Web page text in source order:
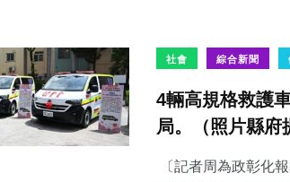
社會 綜合新聞
4輛高規格救護
局。（照片縣府
〔記者周為政彰化